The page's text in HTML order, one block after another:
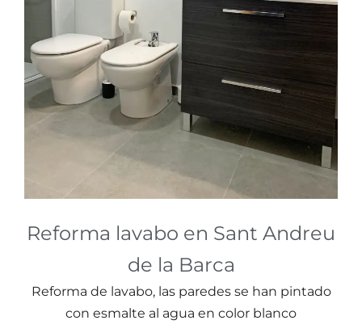
Reforma lavabo en Sant Andreu
de la Barca
Reforma de lavabo, las paredes se han pintado
con esmalte al agua en color blanco